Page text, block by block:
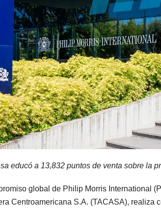
educó a 13,832 puntos de venta sobre la
global de Philip Morris International
Centroamericana S.A. (TACASA), realiza